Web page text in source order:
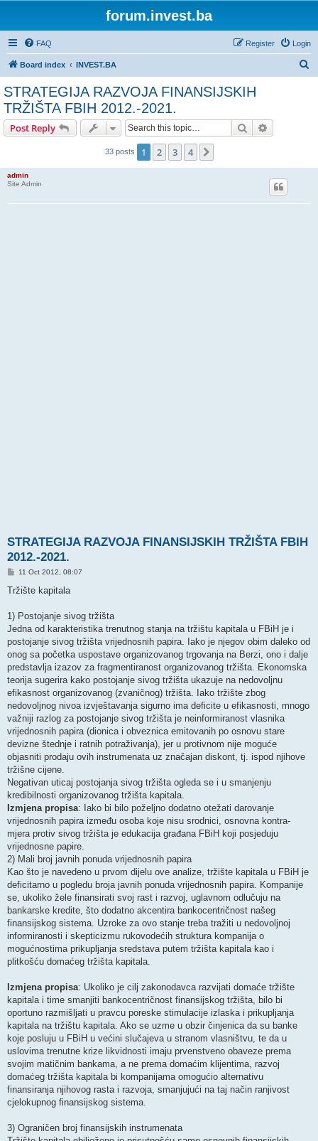
forum.invest.ba
FAQ Login
Register
Board index INVEST.BA
STRATEGIJA RAZVOJA FINANSIJSKIH
TRŽIŠTA FBIH 2012.-2021.
Post Reply Search
33 posts 1 2 3 4
admin
Site Admin
STRATEGIJA RAZVOJA FINANSIJSKIH TRŽIŠTA FBIH
2012.-2021.
P
s
11 Oct 2012, 08:07
Tržište kapitala
1) Postojanje sivog tržišta
Jedna od karakteristika trenutnog stanja na tržištu kapitala u FBiH je i
postojanje sivog tržišta vrijednosnih papira. Iako je njegov obim daleko od
onog sa početka uspostave organizovanog trgovanja na Berzi, ono i dalje
predstavlja izazov za fragmentiranost organizovanog tržišta. Ekonomska
teorija sugerira kako postojanje sivog tržišta ukazuje na nedovoljnu
efikasnost organizovanog (zvaničnog) tržišta. Iako tržište zbog
nedovoljnog nivoa izvještavanja sigurno ima deficite u efikasnosti, mnogo
važniji razlog za postojanje sivog tržišta je neinformiranost vlasnika
vrijednosnih papira (dionica i obveznica emitovanih po osnovu stare
devizne štednje i ratnih potraživanja), jer u protivnom nije moguće
objasniti prodaju ovih instrumenata uz značajan diskont, tj. ispod njihove
tržišne cijene.
Negativan uticaj postojanja sivog tržišta ogleda se i u smanjenju
kredibilnosti organizovanog tržišta kapitala.
Izmjena propisa: Iako bi bilo poželjno dodatno otežati darovanje
vrijednosnih papira između osoba koje nisu srodnici, osnovna kontra-
mjera protiv sivog tržišta je edukacija građana FBiH koji posjeduju
vrijednosne papire.
2) Mali broj javnih ponuda vrijednosnih papira
Kao što je navedeno u prvom dijelu ove analize, tržište kapitala u FBiH je
deficitarno u pogledu broja javnih ponuda vrijednosnih papira. Kompanije
se, ukoliko žele finansirati svoj rast i razvoj, uglavnom odlučuju na
bankarske kredite, što dodatno akcentira bankocentričnost našeg
finansijskog sistema. Uzroke za ovo stanje treba tražiti u nedovoljnoj
informiranosti i skepticizmu rukovodećih struktura kompanija o
mogućnostima prikupljanja sredstava putem tržišta kapitala kao i
plitkošću domaćeg tržišta kapitala.
Izmjena propisa: Ukoliko je cilj zakonodavca razvijati domaće tržište
kapitala i time smanjiti bankocentričnost finansijskog tržišta, bilo bi
oportuno razmišljati u pravcu poreske stimulacije izlaska i prikupljanja
kapitala na tržištu kapitala. Ako se uzme u obzir činjenica da su banke
koje posluju u FBiH u većini slučajeva u stranom vlasništvu, te da u
uslovima trenutne krize likvidnosti imaju prvenstveno obaveze prema
svojim matičnim bankama, a ne prema domaćim klijentima, razvoj
domaćeg tržišta kapitala bi kompanijama omogućio alternativu
finansiranja njihovog rasta i razvoja, smanjujući na taj način ranjivost
cjelokupnog finansijskog sistema.
3) Ograničen broj finansijskih instrumenata